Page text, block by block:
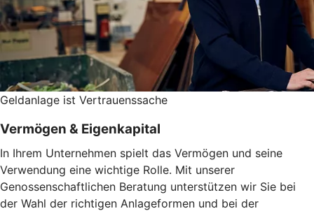
Geldanlage ist Vertrauenssache
Vermögen & Eigenkapital
In Ihrem Unternehmen spielt das Vermögen und seine
Verwendung eine wichtige Rolle. Mit unserer
Genossenschaftlichen Beratung unterstützen wir Sie bei
der Wahl der richtigen Anlageformen und bei der